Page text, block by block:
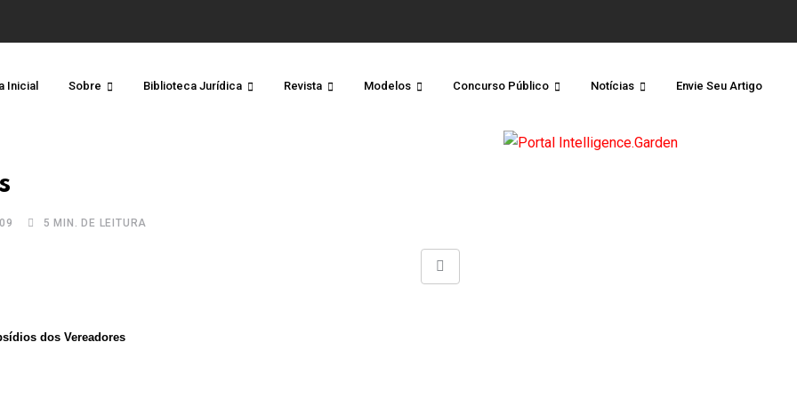
Inicial Sobre Biblioteca Jurídica Revista Modelos Concurso Público Notícias Envie Seu Artigo
5 MIN. DE LEITURA
Share
dos Vereadores